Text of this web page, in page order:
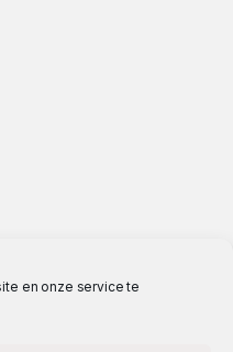
en onze service te